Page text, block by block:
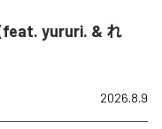
yururi. & れ
2026.8.9